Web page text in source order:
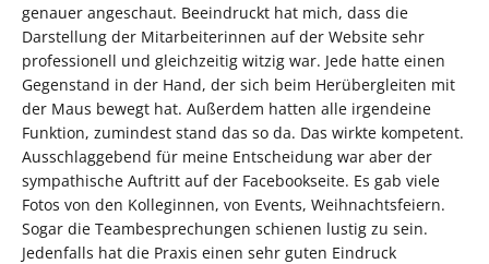
genauer angeschaut. Beeindruckt hat mich, dass die
Darstellung der Mitarbeiterinnen auf der Website sehr
professionell und gleichzeitig witzig war. Jede hatte einen
Gegenstand in der Hand, der sich beim Herübergleiten mit
der Maus bewegt hat. Außerdem hatten alle irgendeine
Funktion, zumindest stand das so da. Das wirkte kompetent.
Ausschlaggebend für meine Entscheidung war aber der
sympathische Auftritt auf der Facebookseite. Es gab viele
Fotos von den Kolleginnen, von Events, Weihnachtsfeiern.
Sogar die Teambesprechungen schienen lustig zu sein.
Jedenfalls hat die Praxis einen sehr guten Eindruck